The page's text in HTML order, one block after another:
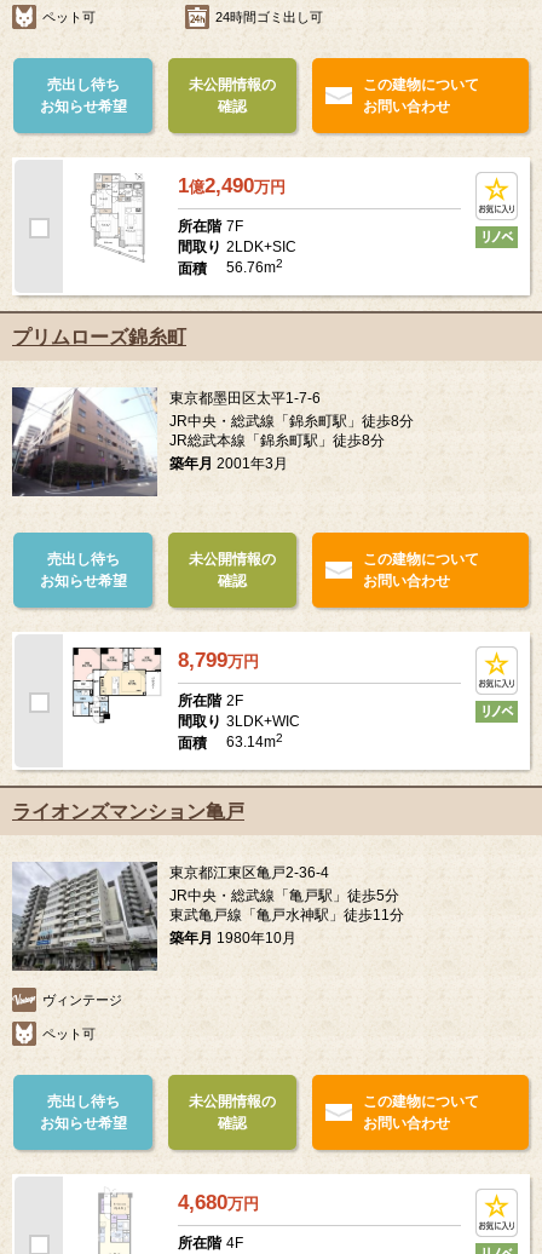
ペット可 24時間ゴミ出し可
売出し待ち
お知らせ希望
未公開情報の
確認
この建物について
お問い合わせ
1億2,490万円
所在階 7F
間取り 2LDK+SIC
面積
56.76m2
プリムローズ錦糸町
東京都墨田区太平1-7-6
JR中央・総武線「錦糸町駅」徒歩8分
JR総武本線「錦糸町駅」徒歩8分
築年月 2001年3月
売出し待ち
お知らせ希望
未公開情報の
確認
この建物について
お問い合わせ
8,799万円
所在階 2F
間取り 3LDK+WIC
面積
63.14m2
ライオンズマンション亀戸
東京都江東区亀戸2-36-4
JR中央・総武線「亀戸駅」徒歩5分
東武亀戸線「亀戸水神駅」徒歩11分
築年月 1980年10月
ヴィンテージ
ペット可
売出し待ち
お知らせ希望
未公開情報の
確認
この建物について
お問い合わせ
4,680万円
所在階 4F